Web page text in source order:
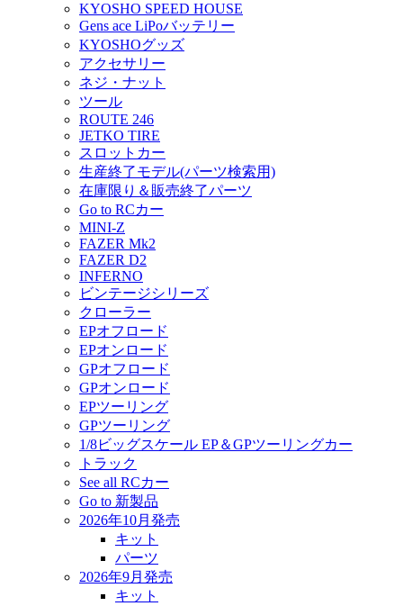
KYOSHO SPEED HOUSE
Gens ace LiPoバッテリー
KYOSHOグッズ
アクセサリー
ネジ・ナット
ツール
ROUTE 246
JETKO TIRE
スロットカー
生産終了モデル(パーツ検索用)
在庫限り＆販売終了パーツ
Go to RCカー
MINI-Z
FAZER Mk2
FAZER D2
INFERNO
ビンテージシリーズ
クローラー
EPオフロード
EPオンロード
GPオフロード
GPオンロード
EPツーリング
GPツーリング
1/8ビッグスケール EP＆GPツーリングカー
トラック
See all RCカー
Go to 新製品
2026年10月発売
キット
パーツ
2026年9月発売
キット